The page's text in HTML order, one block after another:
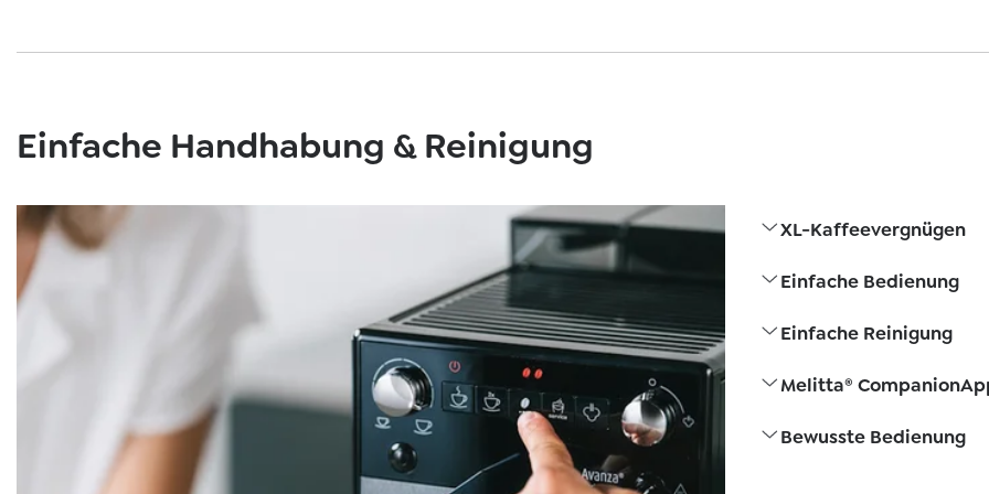
Einfache Handhabung & Reinigung
XL-Kaffeevergnügen
Einfache Bedienung
Einfache Reinigung
Melitta®
Bewusste Bedienung